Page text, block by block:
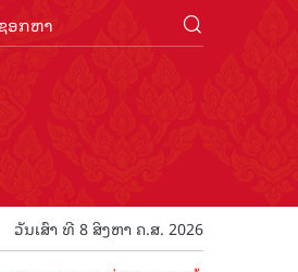
ວັນເສົາ ທີ 8 ສິງຫາ ຄ.ສ. 2026